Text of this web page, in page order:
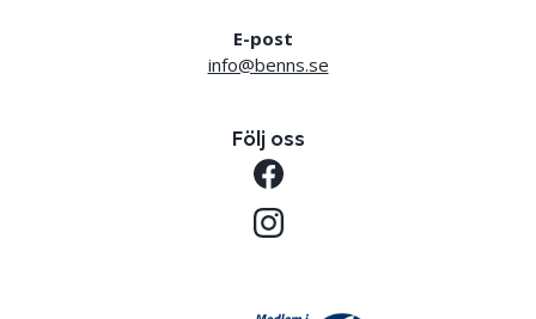
E-post
info@benns.se
Följ oss